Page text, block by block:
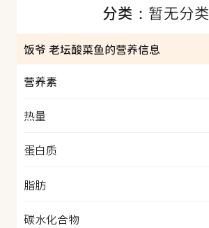
分类： 暂无分类
饭爷 老坛酸菜鱼的营养信息
营养素
热量
蛋白质
脂肪
碳水化合物